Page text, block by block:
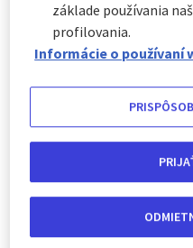
Azorské ostrovy sa
Atlantického oceánu a sú
základe používania
profilovania.
Informácie o používaní